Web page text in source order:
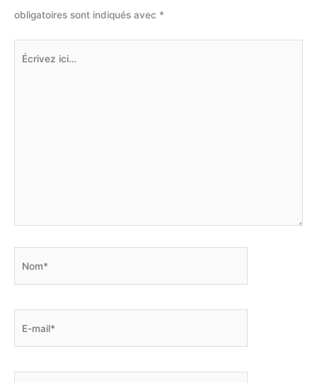
obligatoires sont indiqués avec *